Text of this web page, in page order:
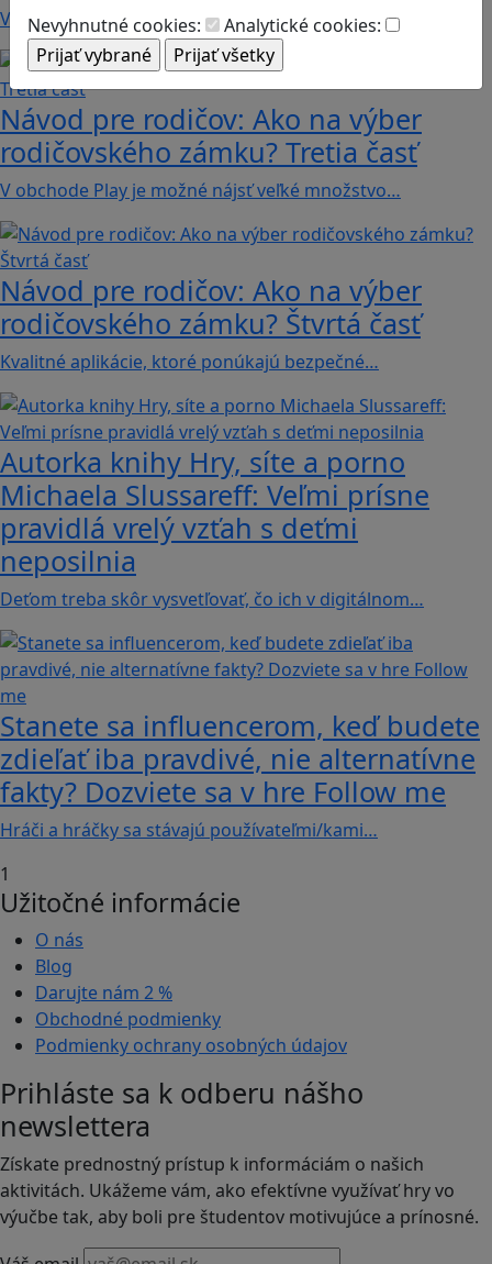
Nevyhnutné cookies:
Analytické cookies:
V januári tohto roku dosiahla platforma približne…
Návod pre rodičov: Ako na výber
rodičovského zámku? Tretia časť
V obchode Play je možné nájsť veľké množstvo…
Návod pre rodičov: Ako na výber
rodičovského zámku? Štvrtá časť
Kvalitné aplikácie, ktoré ponúkajú bezpečné…
Autorka knihy Hry, síte a porno
Michaela Slussareff: Veľmi prísne
pravidlá vrelý vzťah s deťmi
neposilnia
Deťom treba skôr vysvetľovať, čo ich v digitálnom…
Stanete sa influencerom, keď budete
zdieľať iba pravdivé, nie alternatívne
fakty? Dozviete sa v hre Follow me
Hráči a hráčky sa stávajú používateľmi/kami…
1
Užitočné informácie
O nás
Blog
Darujte nám 2 %
Obchodné podmienky
Podmienky ochrany osobných údajov
Prihláste sa k odberu nášho
newslettera
Získate prednostný prístup k informáciám o našich
aktivitách. Ukážeme vám, ako efektívne využívať hry vo
výučbe tak, aby boli pre študentov motivujúce a prínosné.